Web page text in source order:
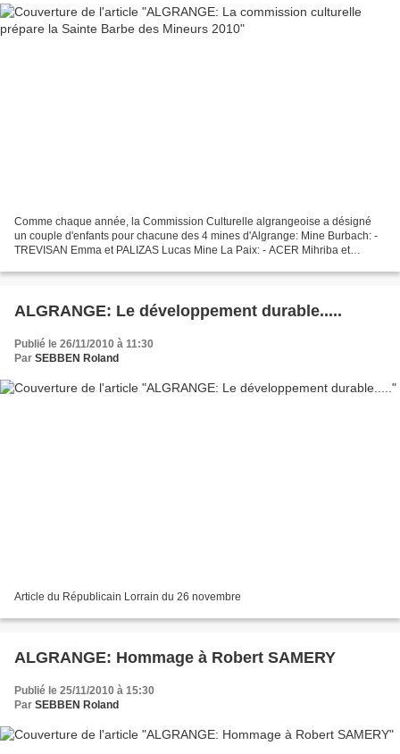
Comme chaque année, la Commission Culturelle algrangeoise a désigné
un couple d'enfants pour chacune des 4 mines d'Algrange: Mine Burbach: -
TREVISAN Emma et PALIZAS Lucas Mine La Paix: - ACER Mihriba et
ALGRANGE: Le développement durable.....
Publié le 26/11/2010 à 11:30
Par SEBBEN Roland
Article du Républicain Lorrain du 26 novembre
ALGRANGE: Hommage à Robert SAMERY
Publié le 25/11/2010 à 15:30
Par SEBBEN Roland